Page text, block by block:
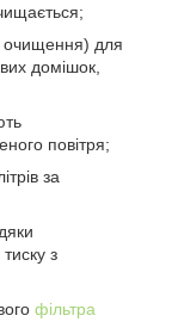
очищення) для
домішок,
повітря;
за
з
фільтра